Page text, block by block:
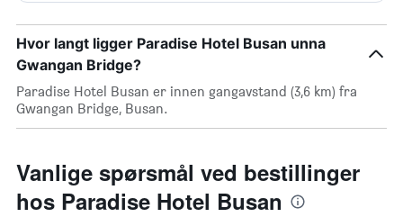
Hvor langt ligger Paradise Hotel Busan unna
Gwangan Bridge?
Paradise Hotel Busan er innen gangavstand (3,6 km) fra
Gwangan Bridge, Busan.
Vanlige spørsmål ved bestillinger
hos Paradise Hotel Busan